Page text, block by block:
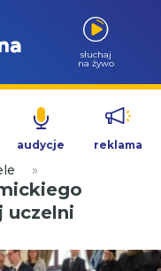
słuchaj
na żywo
audycje reklama
»
uczelni